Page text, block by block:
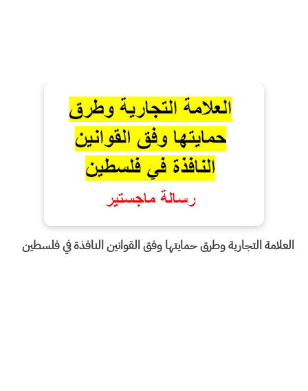
العلامة التجارية وطرق حمايتها وفق القوانين النافذة في فلسطين